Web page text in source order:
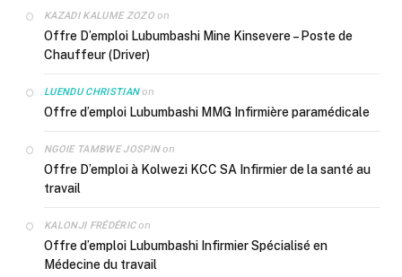
KAZADI KALUME ZOZOon
Offre D’emploi Lubumbashi Mine Kinsevere – Poste de
Chauffeur (Driver)
LUENDU CHRISTIANon
Offre d’emploi Lubumbashi MMG Infirmière paramédicale
NGOIE TAMBWE JOSPINon
Offre D’emploi à Kolwezi KCC SA Infirmier de la santé au
travail
KALONJI FRÉDÉRICon
Offre d’emploi Lubumbashi Infirmier Spécialisé en
Médecine du travail